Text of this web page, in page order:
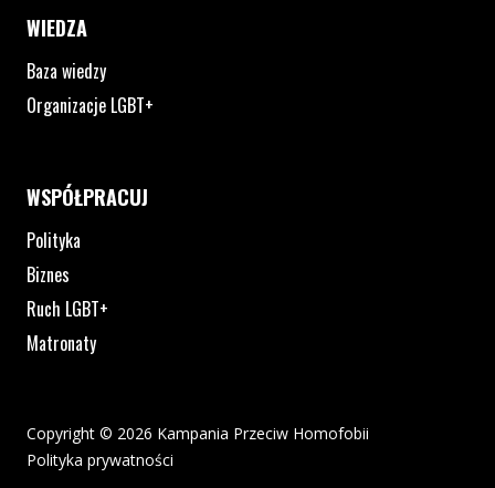
WIEDZA
Baza wiedzy
Organizacje LGBT+
WSPÓŁPRACUJ
Polityka
Biznes
Ruch LGBT+
Matronaty
Copyright © 2026 Kampania Przeciw Homofobii
Polityka prywatności